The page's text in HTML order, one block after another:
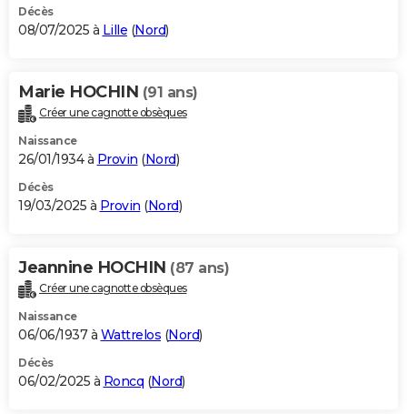
BONS PLANS
Carte de Noël
Carte Bonne année
Carte Saint-Valentin
Carte Pâques
Carte d'anniversaire
DICTIONNAIRE
Dictionnaire
Biographies
Citations
Expressions
Proverbes
PROGRAMME TV
S'inscrire
Se connecter
Lycées
Collèges
Primaires
Universités
Entreprises
Service militaire
Avis de recherche
AVIS DE DÉCÈS
Bricolage
Lifestyle
Culture
Sport
Auto
Television
Voyage
Cinema
Décès
08/07/2025 à Lille (Nord)
Marie HOCHIN (91 ans)
Créer une cagnotte obsèques
Naissance
26/01/1934 à Provin (Nord)
Décès
19/03/2025 à Provin (Nord)
Jeannine HOCHIN (87 ans)
Créer une cagnotte obsèques
Naissance
06/06/1937 à Wattrelos (Nord)
Décès
06/02/2025 à Roncq (Nord)